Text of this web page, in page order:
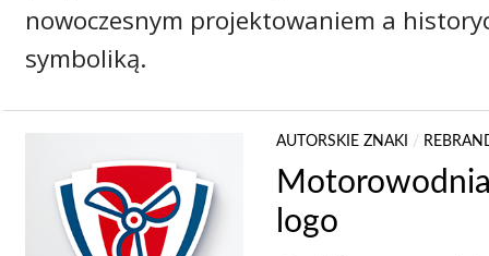
nowoczesnym projektowaniem a
symboliką.
AUTORSKIE ZNAKI /
logo